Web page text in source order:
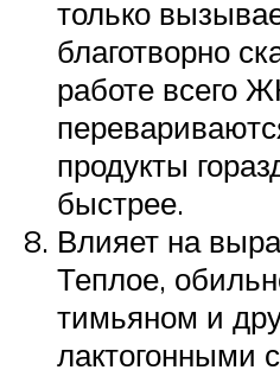
только
благотворно
работе всего
продукты
быстрее.
Влияет на
Теплое,
тимьяном и
лактогонными